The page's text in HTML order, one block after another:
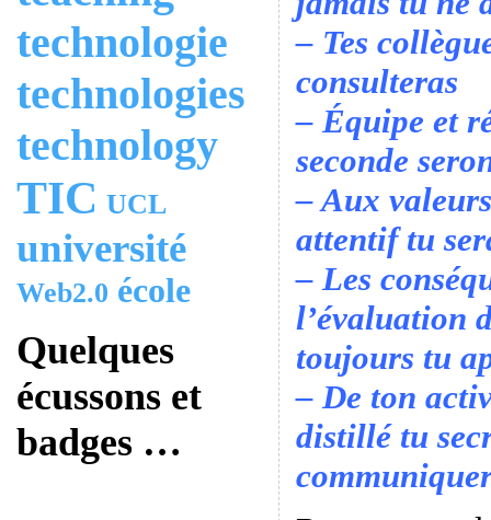
technologie
technologies
technology
TIC UCL
université
Web2.0 école
Quelques
écussons et
badges …
– Tes
consulteras
– Équipe et
seconde
– Aux
attentif tu
– Les
l’évaluation
toujours tu
– De ton
distillé tu